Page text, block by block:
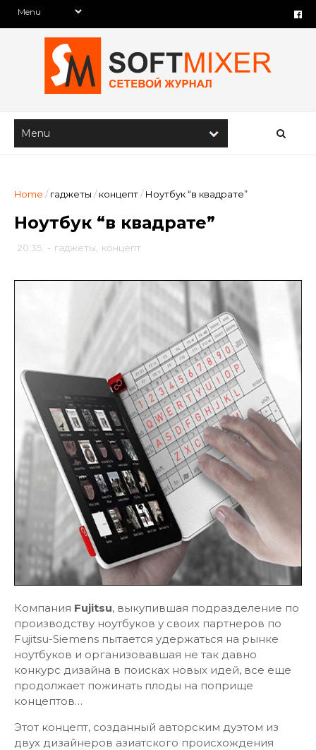
Home / гаджеты / концепт/ Ноутбук “в квадрате”
Ноутбук “в квадрате”
20:35 - гаджеты концепт
Компания Fujitsu, выкупившая подразделение по
производству ноутбуков у своих партнеров по
Fujitsu-Siemens пытается удержаться на рынке
ноутбуков и организовавшая не так давно
конкурс дизайна в поисках новых идей, все еще
продолжает пожинать плоды на поприще
концептов…
Этот концепт, созданный авторским дуэтом из
двух дизайнеров азиатского происхождения